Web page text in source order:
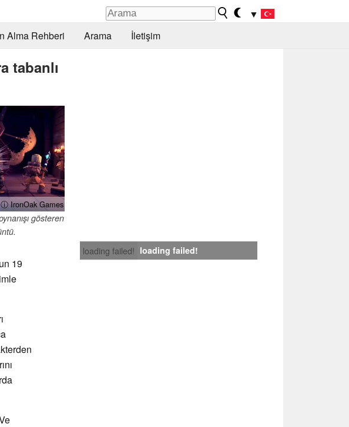
▼
Alma Rehberi Arama İletişim
tabanlı
ⓘ IronOak Games
gösteren
loading failed! loading failed!
19